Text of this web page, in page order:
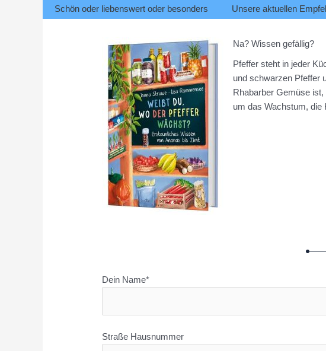
Schön oder liebenswert oder besonders Unsere aktuellen
Na? Wissen gefällig?
Pfeffer steht in jeder
und schwarzen Pfeffer
Rhabarber Gemüse
um das Wachstum, die
Dein Name*
Straße Hausnummer